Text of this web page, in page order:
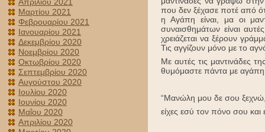
Μαρτίου 2021
Φεβρουαρίου 2021
Ιανουαρίου 2021
Δεκεμβρίου 2020
Νοεμβρίου 2020
Οκτωβρίου 2020
Σεπτεμβρίου 2020
Αυγούστου 2020
Ιουλίου 2020
Ιουνίου 2020
Μαΐου 2020
Απριλίου 2020
που δεν ξέχασε ποτέ από
η Αγάπη είναι, μα οι
συναισθημάτων είναι
χρειάζεται να ξέρουν
Τις αγγίζουν μόνο με το
Με αυτές τις μαντινάδες
θυμόμαστε πάντα με
“Μανώλη μου δε σου
είχες εσύ τον πόνο σου και